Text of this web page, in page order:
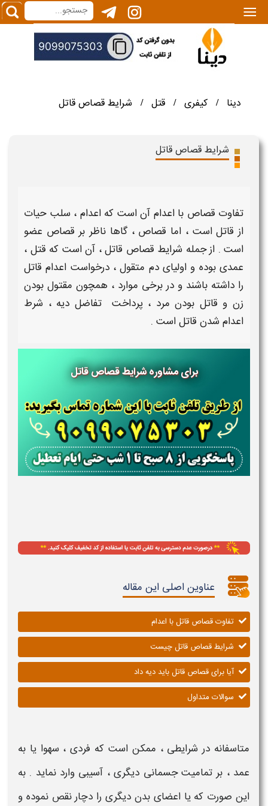
|||
دینا / کیفری / قتل / شرایط قصاص قاتل
شرایط قصاص قاتل
تفاوت قصاص با اعدام آن است کهاعدام ، سلب حیات
از قاتلاست ، اما قصاص، گاها ناظر بر قصاص عضو
است . از جمله شرایط قصاص قاتل، آن است که قتل ،
عمدی بوده و اولیای دم متقول ، درخواست اعدام قاتل
را داشته باشند و در برخی موارد ، همچون مقتول بودن
زن و قاتل بودن مرد ، پرداخت تفاضل دیه ، شرط
اعدام شدن قاتلاست .
برای مشاوره شرایط قصاص قاتل
عناوین اصلی این مقاله
تفاوت قصاص قاتل با اعدام
شرایط قصاص قاتل چیست
آیا برای قصاص قاتل باید دیه داد
سوالات متداول
متاسفانه در شرایطی، ممکن است که فردی ، سهوا یا به
عمد ، بر تمامیت جسمانی دیگری ، آسیبی وارد نماید . به
این صورت که یا اعضای بدن دیگری را دچار نقص نموده و